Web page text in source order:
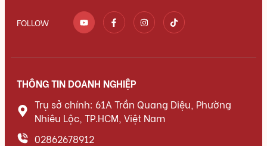
FOLLOW
THÔNG TIN DOANH NGHIỆP
Trụ sở chính: 61A Trần Quang Diệu, Phường
Nhiêu Lộc, TP.HCM, Việt Nam
02862678912